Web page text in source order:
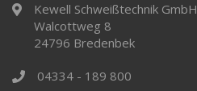
Kewell Schweißtechnik GmbH
Walcottweg 8
24796 Bredenbek
04334 - 189 800